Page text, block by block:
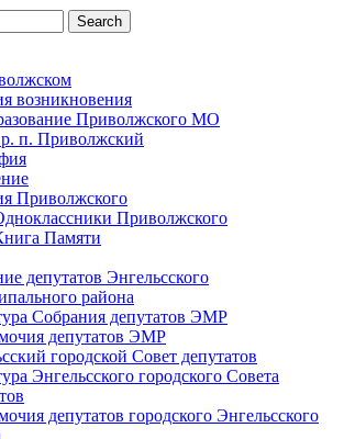
возникновения
Приволжского МО
п. Приволжский
Приволжского
Приволжского
Памяти
депутатов Энгельсского
района
Собрания депутатов ЭМР
депутатов ЭМР
городской Совет депутатов
Энгельсского городского Совета
депутатов городского Энгельсского